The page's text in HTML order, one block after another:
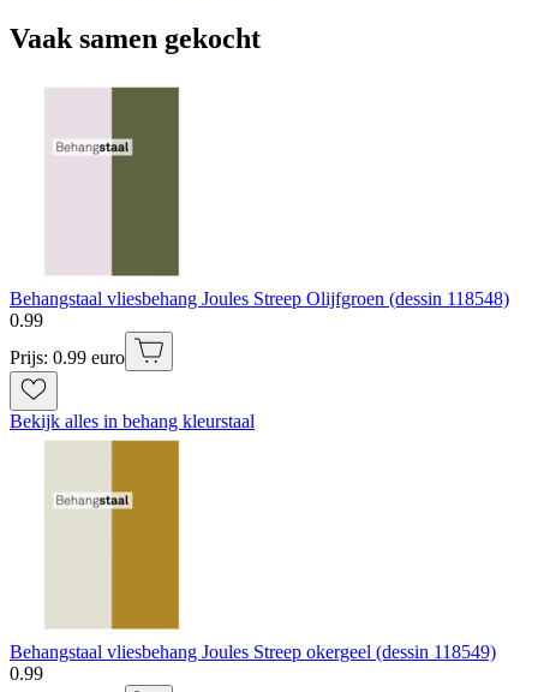
Vaak samen gekocht
Behangstaal vliesbehang Joules Streep Olijfgroen (dessin 118548)
0.99
Prijs: 0.99 euro
Bekijk alles in behang kleurstaal
Behangstaal vliesbehang Joules Streep okergeel (dessin 118549)
0.99